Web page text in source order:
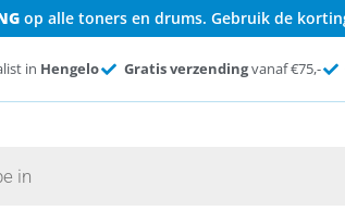
op alle toners en drums. Gebruik de
in Hengelo Gratis verzendingvanaf €75,-